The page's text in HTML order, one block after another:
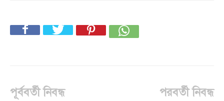
পূর্ববর্তী নিবন্ধ পরবর্তী নিবন্ধ